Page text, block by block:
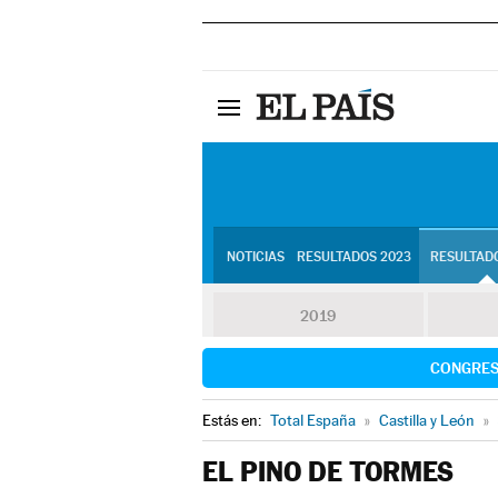
NOTICIAS RESULTADOS 2023
2019
Estás en: Total España » Castilla y León »
EL PINO DE TORMES